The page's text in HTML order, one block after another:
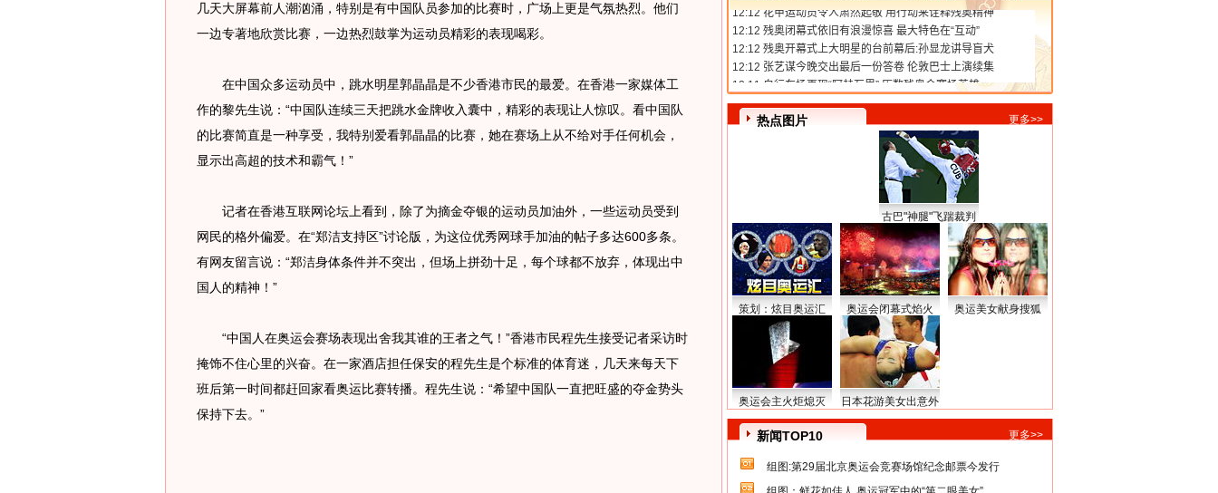
几天大屏幕前人潮汹涌，特别是有中国队员参加的比赛时，广场上更是气氛热烈。他们
一边专著地欣赏比赛，一边热烈鼓掌为运动员精彩的表现喝彩。
在中国众多运动员中，跳水明星郭晶晶是不少香港市民的最爱。在香港一家媒体工
作的黎先生说：“中国队连续三天把跳水金牌收入囊中，精彩的表现让人惊叹。看中国队
的比赛简直是一种享受，我特别爱看郭晶晶的比赛，她在赛场上从不给对手任何机会，
显示出高超的技术和霸气！”
记者在香港互联网论坛上看到，除了为摘金夺银的运动员加油外，一些运动员受到
网民的格外偏爱。在“郑洁支持区”讨论版，为这位优秀网球手加油的帖子多达600多条。
有网友留言说：“郑洁身体条件并不突出，但场上拼劲十足，每个球都不放弃，体现出中
国人的精神！”
“中国人在奥运会赛场表现出舍我其谁的王者之气！”香港市民程先生接受记者采访时
掩饰不住心里的兴奋。在一家酒店担任保安的程先生是个标准的体育迷，几天来每天下
班后第一时间都赶回家看奥运比赛转播。程先生说：“希望中国队一直把旺盛的夺金势头
保持下去。”
热点图片 更多>>
古巴"神腿"飞踹裁判
策划：炫目奥运汇 奥运会闭幕式焰火 奥运美女献身搜狐
奥运会主火炬熄灭 日本花游美女出意外
新闻TOP10 更多>>
组图:第29届北京奥运会竞赛场馆纪念邮票今发行